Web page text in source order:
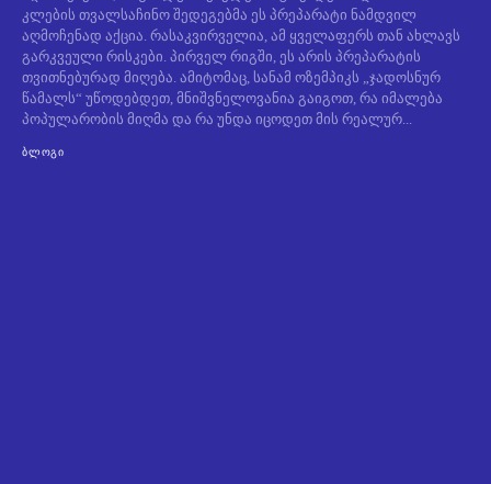
კლების თვალსაჩინო შედეგებმა ეს პრეპარატი ნამდვილ
აღმოჩენად აქცია. რასაკვირველია, ამ ყველაფერს თან ახლავს
გარკვეული რისკები. პირველ რიგში, ეს არის პრეპარატის
თვითნებურად მიღება. ამიტომაც, სანამ ოზემპიკს „ჯადოსნურ
წამალს“ უწოდებდეთ, მნიშვნელოვანია გაიგოთ, რა იმალება
პოპულარობის მიღმა და რა უნდა იცოდეთ მის რეალურ...
ᲑᲚᲝᲒᲘ